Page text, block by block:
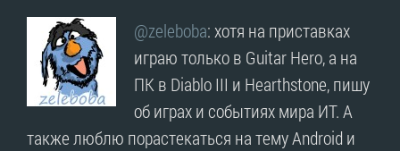
@zeleboba: хотя на приставках
играю только в Guitar Hero, а на
ПК в Diablo III и Hearthstone, пишу
об играх и событиях мира ИТ. А
также люблю порастекаться на тему Android и